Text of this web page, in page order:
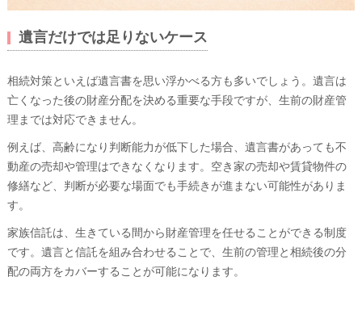
遺言だけでは足りないケース
相続対策といえば遺言書を思い浮かべる方も多いでしょう。遺言は
亡くなった後の財産分配を決める重要な手段ですが、生前の財産管
理までは対応できません。
例えば、高齢になり判断能力が低下した場合、遺言書があっても不
動産の売却や管理はできなくなります。空き家の売却や賃貸物件の
修繕など、判断が必要な場面でも手続きが進まない可能性がありま
す。
家族信託は、生きている間から財産管理を任せることができる制度
です。遺言と信託を組み合わせることで、生前の管理と相続後の分
配の両方をカバーすることが可能になります。